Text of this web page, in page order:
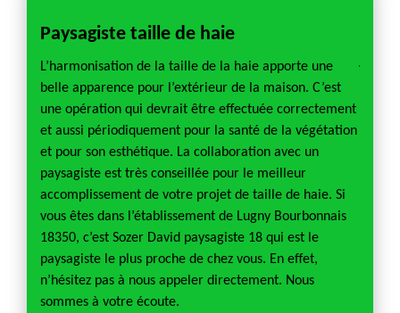
Paysagiste taille de haie
L’harmonisation de la taille de la haie apporte une
belle apparence pour l’extérieur de la maison. C’est
une opération qui devrait être effectuée correctement
et aussi périodiquement pour la santé de la végétation
et pour son esthétique. La collaboration avec un
paysagiste est très conseillée pour le meilleur
accomplissement de votre projet de taille de haie. Si
vous êtes dans l’établissement de Lugny Bourbonnais
18350, c’est Sozer David paysagiste 18 qui est le
paysagiste le plus proche de chez vous. En effet,
n’hésitez pas à nous appeler directement. Nous
sommes à votre écoute.